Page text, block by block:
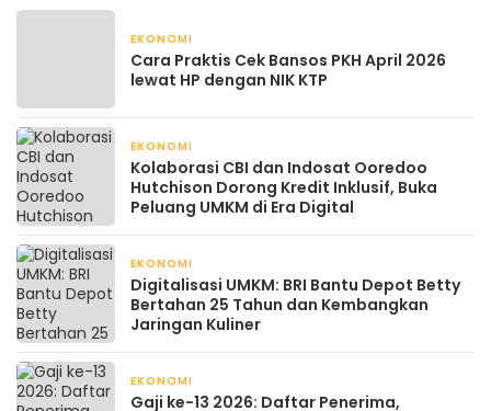
EKONOMI
Cara Praktis Cek Bansos PKH April 2026
lewat HP dengan NIK KTP
EKONOMI
Kolaborasi CBI dan Indosat Ooredoo
Hutchison Dorong Kredit Inklusif, Buka
Peluang UMKM di Era Digital
EKONOMI
Digitalisasi UMKM: BRI Bantu Depot Betty
Bertahan 25 Tahun dan Kembangkan
Jaringan Kuliner
EKONOMI
Gaji ke-13 2026: Daftar Penerima,